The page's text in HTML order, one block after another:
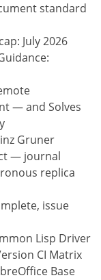
standard
July 2026
— and Solves
Gruner
— journal
replica
issue
Lisp Driver
CI Matrix
Base